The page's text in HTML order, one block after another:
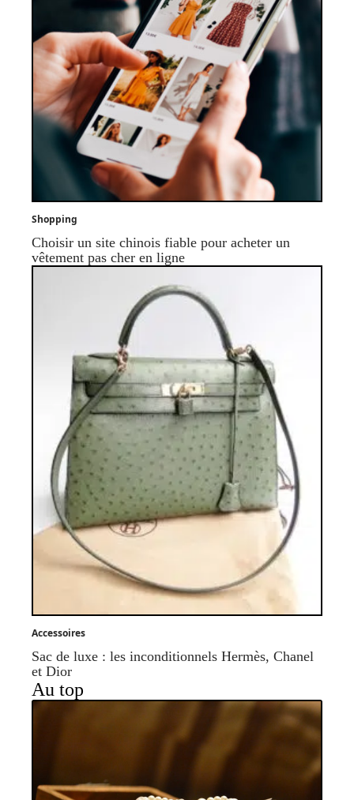
Shopping
Choisir un site chinois fiable pour acheter un
vêtement pas cher en ligne
Accessoires
Sac de luxe : les inconditionnels Hermès, Chanel
et Dior
Au top